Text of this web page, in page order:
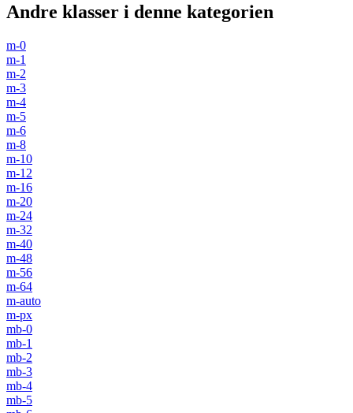
Andre klasser i denne kategorien
m-0
m-1
m-2
m-3
m-4
m-5
m-6
m-8
m-10
m-12
m-16
m-20
m-24
m-32
m-40
m-48
m-56
m-64
m-auto
m-px
mb-0
mb-1
mb-2
mb-3
mb-4
mb-5